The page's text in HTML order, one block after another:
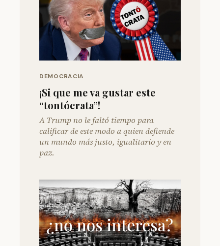
DEMOCRACIA
¡Si que me va gustar este
“tontócrata”!
A Trump no le faltó tiempo para
calificar de este modo a quien defiende
un mundo más justo, igualitario y en
paz.